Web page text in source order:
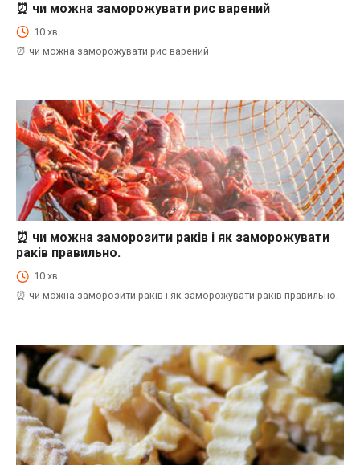
⏰Енциклопедія Coofood. Як економити час і гроші на кухні. Практичний побут.
⏰ чи можна заморожувати рис варений
10 хв.
⏰ чи можна заморожувати рис варений
⏰Енциклопедія Coofood. Як економити час і гроші на кухні. Практичний побут.
⏰ чи можна заморозити раків і як заморожувати
раків правильно.
10 хв.
⏰ чи можна заморозити раків і як заморожувати раків правильно.